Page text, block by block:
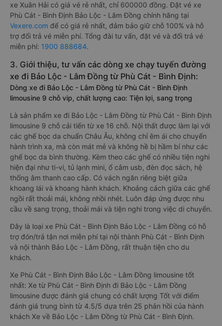
xe Xuân Hải có giá vé rẻ nhất, chỉ 600000 đồng. Đặt vé xe
Phù Cát - Bình Định Bảo Lộc - Lâm Đồng chính hãng tại
Vexere.com để có giá rẻ nhất, đảm bảo giữ chỗ 100% và hỗ
trợ đổi trả vé miễn phí. Tổng đài tư vấn, đặt vé và đổi trả vé
miễn phí: 1900 888684.
3. Giới thiệu, tư vấn các dòng xe chạy tuyến đường
xe đi Bảo Lộc - Lâm Đồng từ Phù Cát - Bình Định:
Dòng xe đi Bảo Lộc - Lâm Đồng từ Phù Cát - Bình Định
limousine 9 chỗ vip, chất lượng cao: Tiện lợi, sang trọng
Là sản phẩm xe đi Bảo Lộc - Lâm Đồng từ Phù Cát - Bình Định
limousine 9 chỗ cải tiến từ xe 16 chỗ. Nội thất được làm lại với
các ghế bọc da chuẩn Châu Âu, không chỉ êm ái cho chuyến
hành trình xa, mà còn mát mẻ và không hề bị hầm bí như các
ghế bọc da bình thường. Kèm theo các ghế có nhiều tiện nghi
hiện đại như ti-vi, tủ lạnh mini, ổ cắm usb, đèn đọc sách, hệ
thống âm thanh cao cấp. Có vách ngăn riêng biệt giữa
khoang lái và khoang hành khách. Khoảng cách giữa các ghế
ngồi rất thoải mái, không nhồi nhét. Luôn đáp ứng được nhu
cầu về sang trọng, thoải mái và tiện nghi trong việc di chuyển.
Đây là loại xe Phù Cát - Bình Định Bảo Lộc - Lâm Đồng có hỗ
trợ đón/trả tận nơi miễn phí tại nội thành Phù Cát - Bình Định
và nội thành Bảo Lộc - Lâm Đồng, rất thuận tiện cho du
khách.
Xe Phù Cát - Bình Định Bảo Lộc - Lâm Đồng limousine tốt
nhất: Xe từ Phù Cát - Bình Định đi Bảo Lộc - Lâm Đồng
limousine được đánh giá chung có chất lượng Tốt với điểm
đánh giá trung bình từ 4.5/5 dựa trên 25 phản hồi của hành
khách Xe về Bảo Lộc - Lâm Đồng từ Phù Cát - Bình Định.